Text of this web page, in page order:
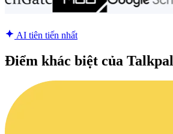
AI tiên tiến nhất
Điểm khác biệt của Talkpal